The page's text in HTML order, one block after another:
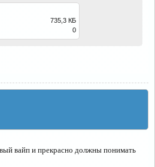
735,3 КБ
0
вайп и прекрасно должны понимать